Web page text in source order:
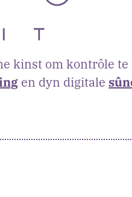
kinst om kontrôle te
en dyn digitale